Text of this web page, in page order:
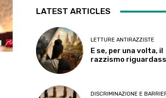
LATEST ARTICLES
LETTURE ANTIRAZZISTE
E se, per una volta, il
razzismo
DISCRIMINAZIONE E